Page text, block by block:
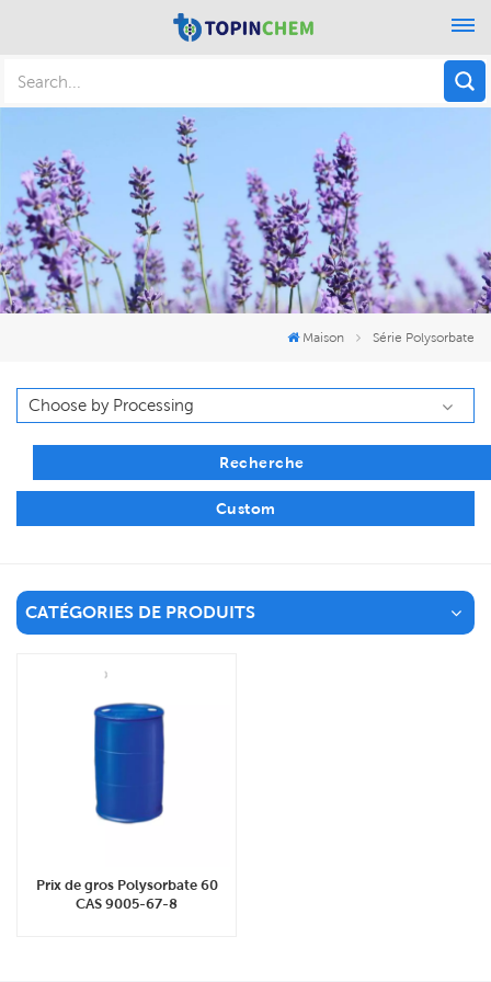
Maison Série Polysorbate
Recherche
Custom
CATÉGORIES DE PRODUITS
Prix de gros Polysorbate 60
CAS 9005-67-8